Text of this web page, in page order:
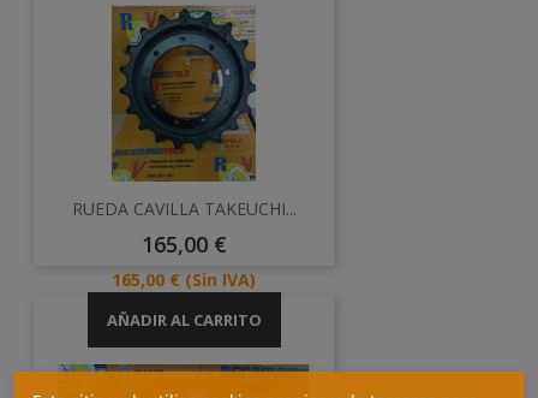
RUEDA CAVILLA TAKEUCHI...
Precio
165,00 €
Precio
165,00 € (Sin IVA)
AÑADIR AL CARRITO